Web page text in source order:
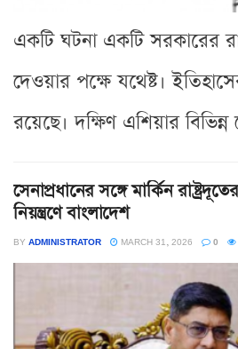
একটি ঘটনা একটি সরকারের
দেওয়ার পক্ষে যথেষ্ট।
রয়েছে। দক্ষিণ এশিয়ার
সেনাপ্রধানের সঙ্গে মার্কিন
নিয়ন্ত্রণে বাংলাদেশ
BY ADMINISTRATOR MARCH 31, 2026 0